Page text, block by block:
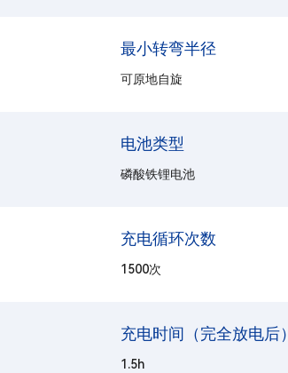
最小转弯半径
可原地自旋
电池类型
磷酸铁锂电池
充电循环次数
1500次
充电时间（完全放电后）
1.5h